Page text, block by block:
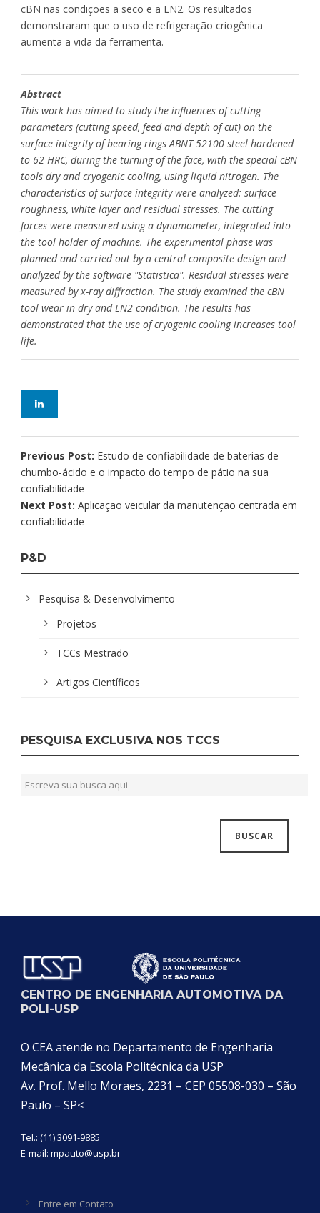
cBN nas condições a seco e a LN2. Os resultados
demonstraram que o uso de refrigeração criogênica
aumenta a vida da ferramenta.
Abstract
This work has aimed to study the influences of cutting
parameters (cutting speed, feed and depth of cut) on the
surface integrity of bearing rings ABNT 52100 steel hardened
to 62 HRC, during the turning of the face, with the special cBN
tools dry and cryogenic cooling, using liquid nitrogen. The
characteristics of surface integrity were analyzed: surface
roughness, white layer and residual stresses. The cutting
forces were measured using a dynamometer, integrated into
the tool holder of machine. The experimental phase was
planned and carried out by a central composite design and
analyzed by the software "Statistica". Residual stresses were
measured by x-ray diffraction. The study examined the cBN
tool wear in dry and LN2 condition. The results has
demonstrated that the use of cryogenic cooling increases tool
life.
Previous Post: Estudo de confiabilidade de baterias de
chumbo-ácido e o impacto do tempo de pátio na sua
confiabilidade
Next Post: Aplicação veicular da manutenção centrada em
confiabilidade
P&D
Pesquisa & Desenvolvimento
Projetos
TCCs Mestrado
Artigos Científicos
PESQUISA EXCLUSIVA NOS TCCS
CENTRO DE ENGENHARIA AUTOMOTIVA DA
POLI-USP
O CEA atende no Departamento de Engenharia
Mecânica da Escola Politécnica da USP
Av. Prof. Mello Moraes, 2231 – CEP 05508-030 – São
Paulo – SP<
Tel.: (11) 3091-9885
E-mail: mpauto@usp.br
Entre em Contato